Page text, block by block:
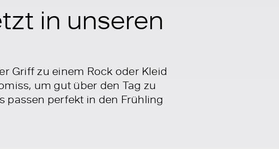
in unseren
Griff zu einem Rock oder Kleid
um gut über den Tag zu
passen perfekt in den Frühling